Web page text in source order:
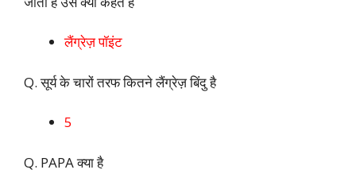
लैंग्रेज़ पॉइंट
Q. सूर्य के चारों तरफ कितने लैंग्रेज़ बिंदु है
5
Q. PAPA क्या है